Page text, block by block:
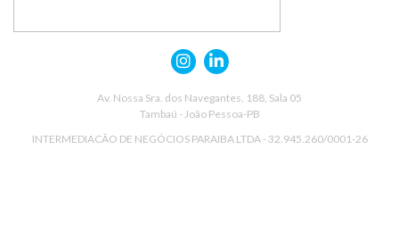
Av. Nossa Sra. dos Navegantes, 188, Sala 05
Tambaú - João Pessoa-PB
INTERMEDIACÃO DE NEGÓCIOS PARAIBA LTDA - 32.945.260/0001-26